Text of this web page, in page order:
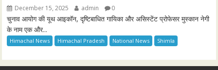
December 15, 2025 admin 0
चुनाव आयोग की यूथ आइकॉन, दृष्टिबाधित गायिका और असिस्टेंट प्रोफेसर मुस्कान नेगी
के नाम एक और...
Himachal News Himachal Pradesh National News Shimla